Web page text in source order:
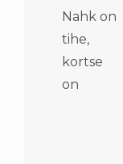
Nahk on
tihe,
kortse
on